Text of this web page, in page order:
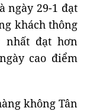
ngày 29-1 đạt
khách thông
nhất đạt hơn
cao điểm
không Tân